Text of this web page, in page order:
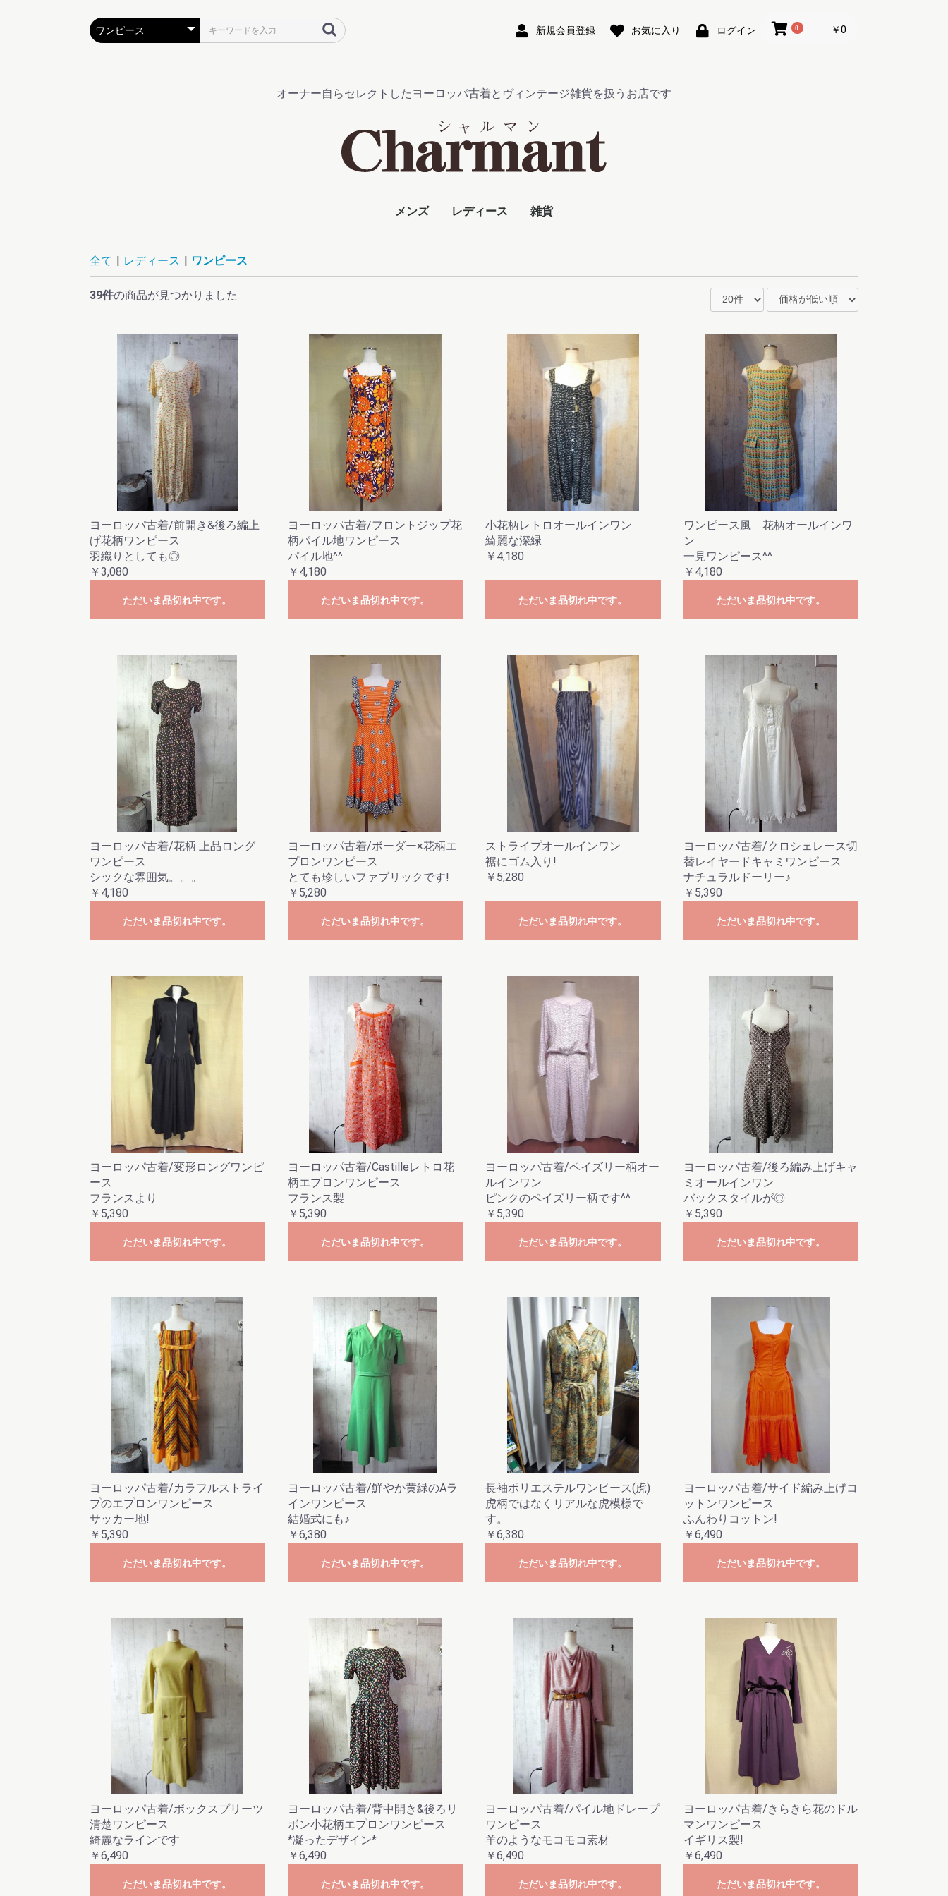
新規会員登録 お気に入り ログイン 0 ￥0
オーナー自らセレクトしたヨーロッパ古着とヴィンテージ雑貨を扱うお店です
メンズ レディース 雑貨
全て | レディース | ワンピース
39件の商品が見つかりました
ヨーロッパ古着/前開き&後ろ編上
げ花柄ワンピース
羽織りとしても◎
￥3,080
ただいま品切れ中です。
ヨーロッパ古着/フロントジップ花
柄パイル地ワンピース
パイル地^^
￥4,180
ただいま品切れ中です。
小花柄レトロオールインワン
綺麗な深緑
￥4,180
ただいま品切れ中です。
ワンピース風 花柄オールインワ
ン
一見ワンピース^^
￥4,180
ただいま品切れ中です。
ヨーロッパ古着/花柄 上品ロング
ワンピース
シックな雰囲気。。。
￥4,180
ただいま品切れ中です。
ヨーロッパ古着/ボーダー×花柄エ
プロンワンピース
とても珍しいファブリックです!
￥5,280
ただいま品切れ中です。
ストライプオールインワン
裾にゴム入り!
￥5,280
ただいま品切れ中です。
ヨーロッパ古着/クロシェレース切
替レイヤードキャミワンピース
ナチュラルドーリー♪
￥5,390
ただいま品切れ中です。
ヨーロッパ古着/変形ロングワンピ
ース
フランスより
￥5,390
ただいま品切れ中です。
ヨーロッパ古着/Castilleレトロ花
柄エプロンワンピース
フランス製
￥5,390
ただいま品切れ中です。
ヨーロッパ古着/ペイズリー柄オー
ルインワン
ピンクのペイズリー柄です^^
￥5,390
ただいま品切れ中です。
ヨーロッパ古着/後ろ編み上げキャ
ミオールインワン
バックスタイルが◎
￥5,390
ただいま品切れ中です。
ヨーロッパ古着/カラフルストライ
プのエプロンワンピース
サッカー地!
￥5,390
ただいま品切れ中です。
ヨーロッパ古着/鮮やか黄緑のAラ
インワンピース
結婚式にも♪
￥6,380
ただいま品切れ中です。
長袖ポリエステルワンピース(虎)
虎柄ではなくリアルな虎模様で
す。
￥6,380
ただいま品切れ中です。
ヨーロッパ古着/サイド編み上げコ
ットンワンピース
ふんわりコットン!
￥6,490
ただいま品切れ中です。
ヨーロッパ古着/ボックスプリーツ
清楚ワンピース
綺麗なラインです
￥6,490
ただいま品切れ中です。
ヨーロッパ古着/背中開き&後ろリ
ボン小花柄エプロンワンピース
*凝ったデザイン*
￥6,490
ただいま品切れ中です。
ヨーロッパ古着/パイル地ドレープ
ワンピース
羊のようなモコモコ素材
￥6,490
ただいま品切れ中です。
ヨーロッパ古着/きらきら花のドル
マンワンピース
イギリス製!
￥6,490
ただいま品切れ中です。
お買い物を続ける カートへ進む